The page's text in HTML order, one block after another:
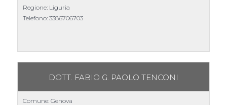
Regione: Liguria
Telefono: 3386706703
DOTT. FABIO G. PAOLO TENCONI
Comune: Genova